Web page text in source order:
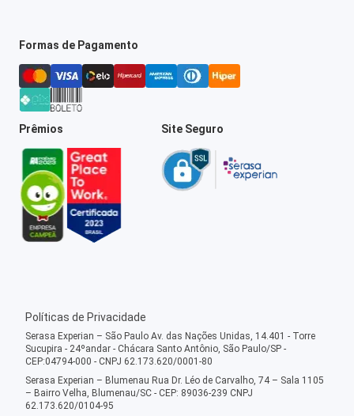
Formas de Pagamento
Prêmios Site Seguro
Políticas de Privacidade
Serasa Experian – São Paulo Av. das Nações Unidas, 14.401 - Torre
Sucupira - 24ºandar - Chácara Santo Antônio, São Paulo/SP -
CEP:04794-000 - CNPJ 62.173.620/0001-80
Serasa Experian – Blumenau Rua Dr. Léo de Carvalho, 74 – Sala 1105
– Bairro Velha, Blumenau/SC - CEP: 89036-239 CNPJ
62.173.620/0104-95